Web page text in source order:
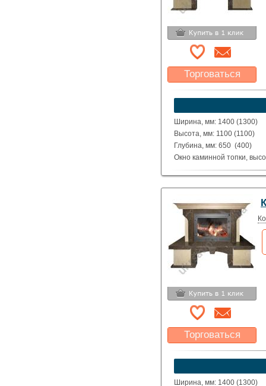
Торговаться
Какая цена Вас
устроит?
Указать цену
Ширина, мм: 1400 (1300)
Высота, мм: 1100 (1100)
Глубина, мм: 650 (400)
Окно каминной топки,
Окно каминной топки,
Atlantide.
Исполнение: Прямой,
Торговаться
Какая цена Вас
устроит?
Указать цену
Ширина, мм: 1400 (1300)